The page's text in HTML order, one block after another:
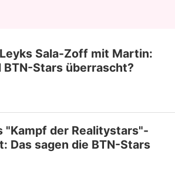
Sala-Zoff mit Martin:
BTN-Stars überrascht?
"Kampf der Realitystars"-
Das sagen die BTN-Stars